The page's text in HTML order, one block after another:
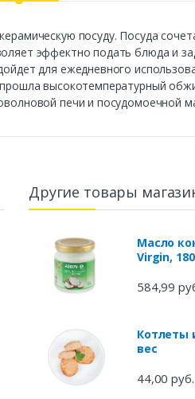
посуду. Посуда
эффектно подать блюда и
для ежедневного
высокотемпературный
печи и
Другие товары
Масло
Virgin,
584,99
Котлеты
вес
44,00 руб.